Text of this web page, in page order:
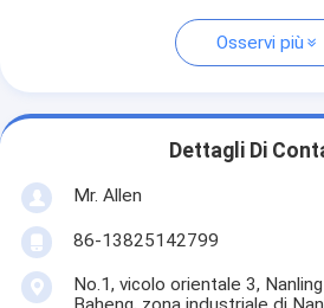
Osservi più
Dettagli Di
Mr. Allen
86-13825142799
No.1, vicolo orientale 3,